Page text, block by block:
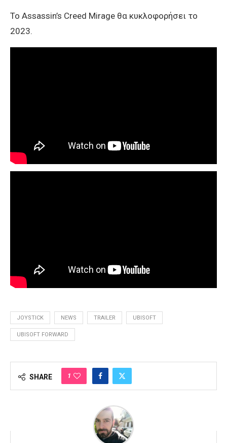
Το Assassin’s Creed Mirage θα κυκλοφορήσει το
2023.
JOYSTICK NEWS TRAILER UBISOFT
UBISOFT FORWARD
SHARE 1